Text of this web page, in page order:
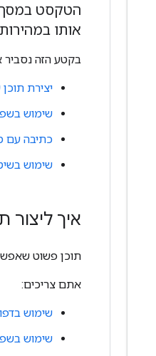
הטקסט במסך
אותו
בקטע הזה נסביר
יצירת
שימוש
כתיבה עם
שימוש
איך
תוכן פשוט
אתם צריכים:
שימוש
שימוש